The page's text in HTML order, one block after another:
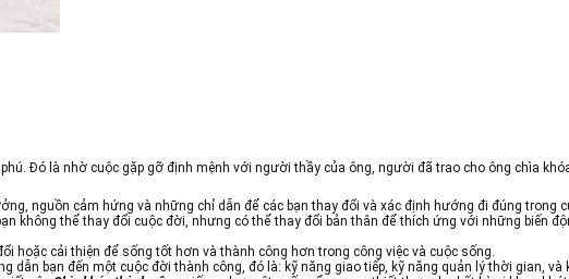
Đó là nhờ cuộc gặp gỡ định mệnh với người thầy của ông, người đã trao cho ông chìa
nguồn cảm hứng và những chỉ dẫn để các bạn thay đổi và xác định hướng đi đúng trong
không thể thay đổi cuộc đời, nhưng có thể thay đổi bản thân để thích ứng với những biến
hoặc cải thiện để sống tốt hơn và thành công hơn trong công việc và cuộc sống.
bạn đến một cuộc đời thành công, đó là: kỹ năng giao tiếp, kỹ năng quản lý thời gian, và